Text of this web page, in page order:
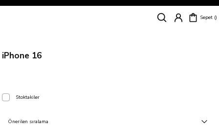
Siparişleriniz
Sepet
iPhone 16
Stoktakiler